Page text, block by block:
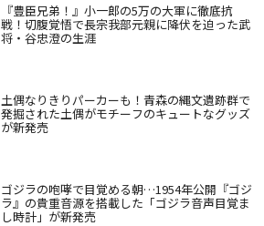
『豊臣兄弟！』小一郎の5万の大軍に徹底抗
戦！切腹覚悟で長宗我部元親に降伏を迫った武
将・谷忠澄の生涯
土偶なりきりパーカーも！青森の縄文遺跡群で
発掘された土偶がモチーフのキュートなグッズ
が新発売
ゴジラの咆哮で目覚める朝…1954年公開『ゴジ
ラ』の貴重音源を搭載した「ゴジラ音声目覚ま
し時計」が新発売